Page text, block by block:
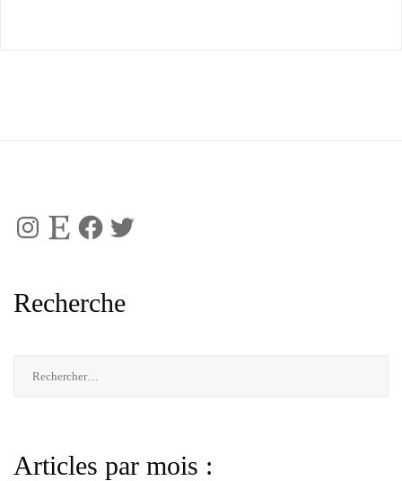
Instagram
Etsy FacebookTwitter
Recherche
Articles par mois :